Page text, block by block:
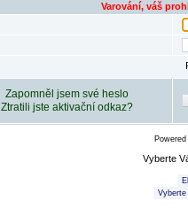
Varování, váš
Zapomněl jsem své heslo
Ztratili jste aktivační odkaz?
Vyberte